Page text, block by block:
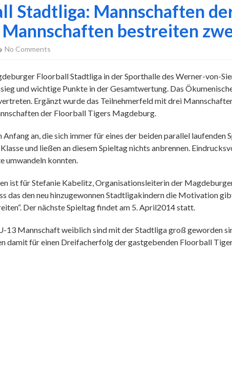
Stadtliga: Mannschaften
bestreiten
No Comments
Floorball Stadtliga in der Sporthalle des Werner-von-
und wichtige Punkte in der Gesamtwertung. Das
Ergänzt wurde das Teilnehmerfeld mit drei
der Floorball Tigers Magdeburg.
Anfang an, die sich immer für eines der beiden parallel
und ließen an diesem Spieltag nichts anbrennen.
umwandeln konnten.
ist für Stefanie Kabelitz, Organisationsleiterin der
das den neu hinzugewonnen Stadtligakindern die Motivation
Der nächste Spieltag findet am 5. April2014 statt.
Mannschaft weiblich sind mit der Stadtliga groß geworden
damit für einen Dreifacherfolg der gastgebenden Floorball